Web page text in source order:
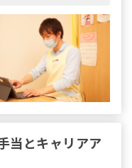
当とキャリアア